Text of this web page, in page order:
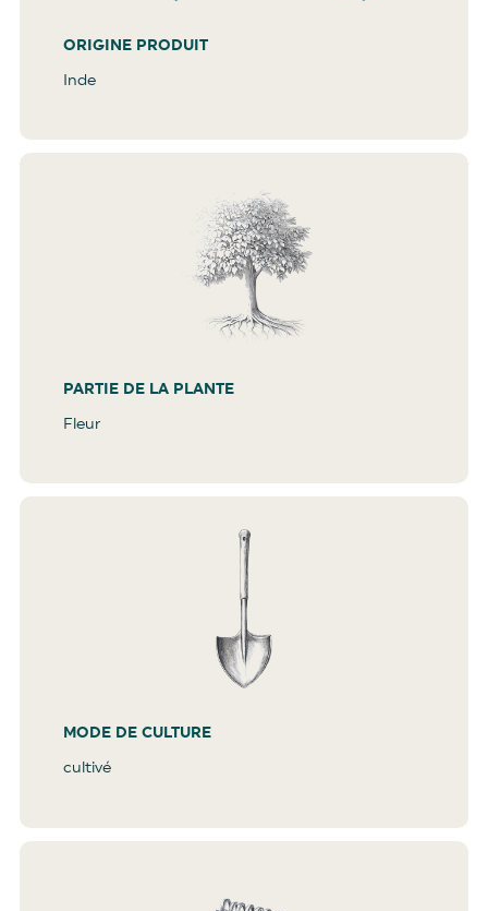
ORIGINE PRODUIT
Inde
PARTIE DE LA PLANTE
Fleur
MODE DE CULTURE
cultivé